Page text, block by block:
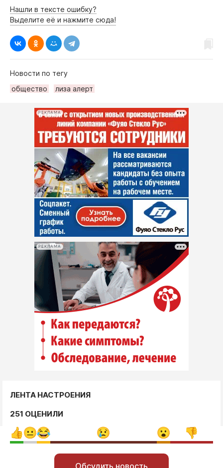
Нашли в тексте ошибку?
Выделите её и нажмите сюда!
Новости по тегу
общество
лиза алерт
РЕКЛАМА
РЕКЛАМА
ЛЕНТА НАСТРОЕНИЯ
251 ОЦЕНИЛИ
Обсудить новость